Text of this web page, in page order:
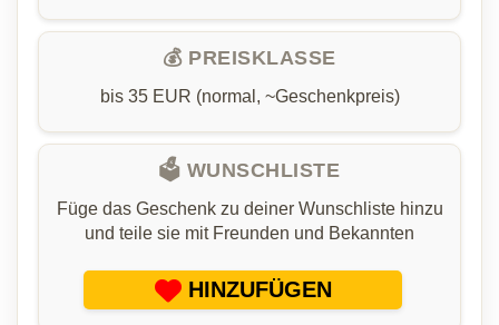
💰 PREISKLASSE
bis 35 EUR (normal, ~Geschenkpreis)
🗳️ WUNSCHLISTE
Füge das Geschenk zu deiner Wunschliste hinzu
und teile sie mit Freunden und Bekannten
HINZUFÜGEN